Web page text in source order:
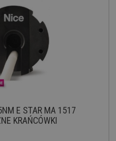
E STAR MA 1517
KRAŃCÓWKI